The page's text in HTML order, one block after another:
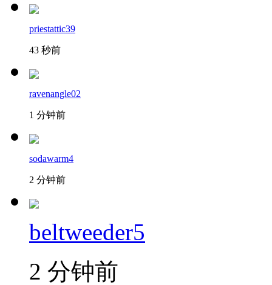
priestattic39
43 秒前
ravenangle02
1 分钟前
sodawarm4
2 分钟前
beltweeder5
2 分钟前